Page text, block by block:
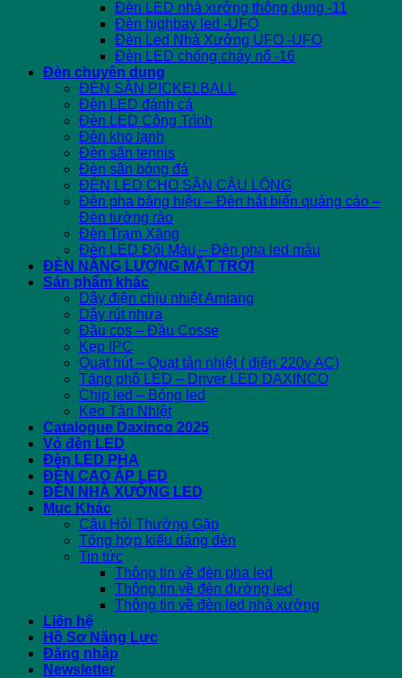
Đèn LED nhà xưởng thông dụng -11
Đèn highbay led -UFO
Đèn Led Nhà Xưởng UFO -UFO
Đèn LED chống cháy nổ -16
Đèn chuyên dụng
ĐÈN SÂN PICKELBALL
Đèn LED đánh cá
Đèn LED Công Trình
Đèn kho lạnh
Đèn sân tennis
Đèn sân bóng đá
ĐÈN LED CHO SÂN CẦU LÔNG
Đèn pha bảng hiệu – Đèn hắt biển quảng cáo –
Đèn tường rào
Đèn Trạm Xăng
Đèn LED Đổi Màu – Đèn pha led màu
ĐÈN NĂNG LƯỢNG MẶT TRỜI
Sản phẩm khác
Dây điện chịu nhiệt Amiang
Dây rút nhựa
Đầu cos – Đầu Cosse
Kẹp IPC
Quạt hút – Quạt tản nhiệt ( điện 220v AC)
Tăng phô LED – Driver LED DAXINCO
Chip led – Bóng led
Keo Tản Nhiệt
Catalogue Daxinco 2025
Vỏ đèn LED
Đèn LED PHA
ĐÈN CAO ÁP LED
ĐÈN NHÀ XƯỞNG LED
Mục Khác
Câu Hỏi Thường Gặp
Tổng hợp kiểu dáng đèn
Tin tức
Thông tin về đèn pha led
Thông tin về đèn đường led
Thông tin về đèn led nhà xưởng
Liên hệ
Hồ Sơ Năng Lực
Đăng nhập
Newsletter